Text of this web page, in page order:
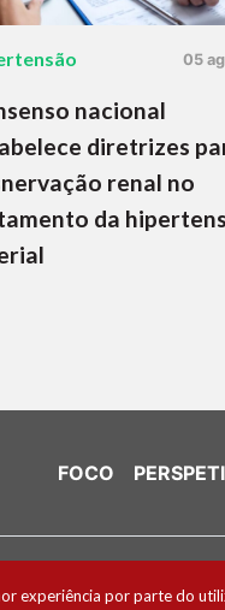
05
nacional
diretrizes
renal no
da
FOCO
experiência por parte do